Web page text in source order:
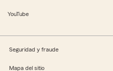
YouTube
Seguridad y fraude
Mapa del sitio